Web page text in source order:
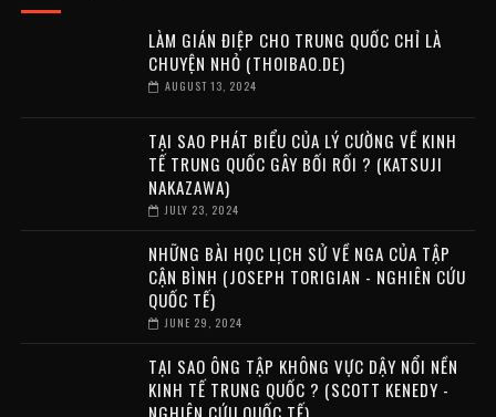
LÀM GIÁN ĐIỆP CHO TRUNG QUỐC CHỈ LÀ
CHUYỆN NHỎ (THOIBAO.DE)
AUGUST 13, 2024
TẠI SAO PHÁT BIỂU CỦA LÝ CƯỜNG VỀ KINH
TẾ TRUNG QUỐC GÂY BỐI RỐI ? (KATSUJI
NAKAZAWA)
JULY 23, 2024
NHỮNG BÀI HỌC LỊCH SỬ VỀ NGA CỦA TẬP
CẬN BÌNH (JOSEPH TORIGIAN - NGHIÊN CỨU
QUỐC TẾ)
JUNE 29, 2024
TẠI SAO ÔNG TẬP KHÔNG VỰC DẬY NỔI NỀN
KINH TẾ TRUNG QUỐC ? (SCOTT KENEDY -